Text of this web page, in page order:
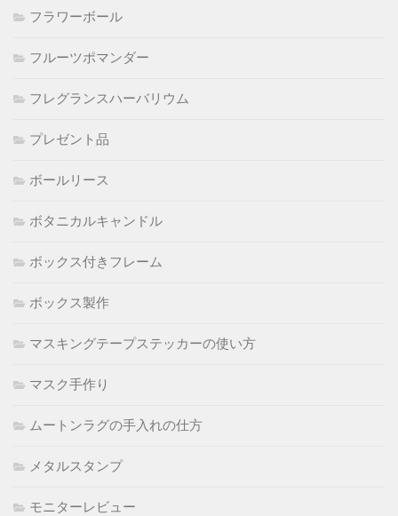
フラワーボール
フルーツポマンダー
フレグランスハーバリウム
プレゼント品
ボールリース
ボタニカルキャンドル
ボックス付きフレーム
ボックス製作
マスキングテープステッカーの使い方
マスク手作り
ムートンラグの手入れの仕方
メタルスタンプ
モニターレビュー